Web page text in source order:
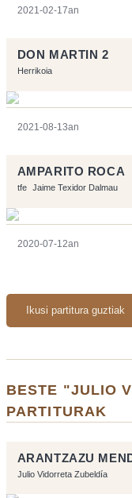
2021-02-17an
DON MARTIN 2
Herrikoia
2021-08-13an
AMPARITO ROCA
tfe Jaime Texidor Dalmau
2020-07-12an
Ikusi partitura guztiak
BESTE "JULIO
PARTITURAK
ARANTZAZU
Julio Vidorreta Zubeldía